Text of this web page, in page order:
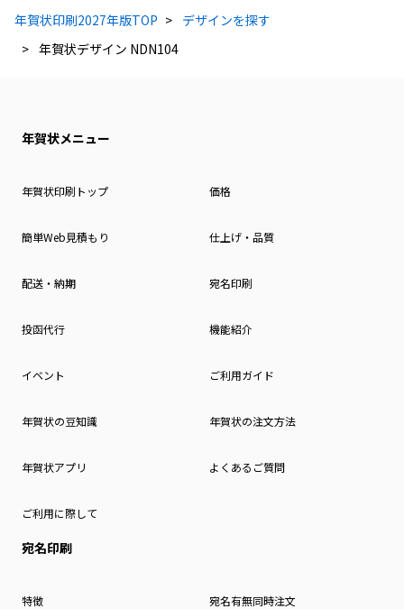
年賀状印刷2027年版TOP
デザインを探す
年賀状デザイン NDN104
年賀状メニュー
年賀状印刷トップ 価格
簡単Web見積もり 仕上げ・品質
配送・納期 宛名印刷
投函代行 機能紹介
イベント ご利用ガイド
年賀状の豆知識 年賀状の注文方法
年賀状アプリ よくあるご質問
ご利用に際して
宛名印刷
特徴 宛名有無同時注文